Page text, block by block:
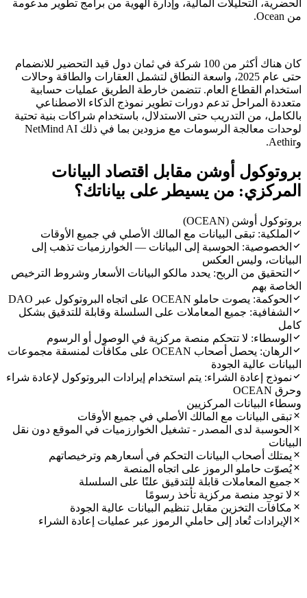
الحضرية، التحليلات المالية، وإدارة الهوية من برامج تطوير مدعومة
من Ocean.
كان هناك أكثر من 100 شركة في ثمان دول قيد التحضير للانضمام
حتى عام 2025، واسعة النطاق لتشمل العقارات والطاقة وحالات
استخدام القطاع العام. تتضمن خارطة الطريق عمليات حسابية
متعددة المراحل تدعم دورات تطوير نموذج الذكاء الاصطناعي
بالكامل، من التدريب حتى الاستدلال، باستخدام شراكات بنية تحتية
لوحدات معالجة الرسومات مع مزودين بما في ذلك NetMind AI
وAethir.
بروتوكول أوشن مقابل اقتصاد البيانات
المركزي: من يسيطر على بياناتك؟
بروتوكول أوشن (OCEAN)
الملكية: تبقى البيانات مع المالك الأصلي في جميع الأوقات
الخصوصية: الحوسبة إلى البيانات — الخوارزميات تذهب إلى
البيانات، وليس العكس
التحقيق من الربح: يحدد مالكو البيانات الأسعار وشروط الترخيص
الخاصة بهم
الحوكمة: يصوت حاملو OCEAN على اتجاه البروتوكول عبر DAO
الشفافية: جميع المعاملات على السلسلة وقابلة للتدقيق بشكل
كامل
الوسطاء: لا تتحكم منصة مركزية في الوصول أو الرسوم
الرهان: يحصل أصحاب OCEAN على مكافآت لمنسقة مجموعات
البيانات عالية الجودة
نموذج إعادة الشراء: يتم استخدام إيرادات البروتوكول لإعادة شراء
وحرق OCEAN
وسطاء البيانات المركزيين
تبقى البيانات مع المالك الأصلي في جميع الأوقات
الحوسبة لدى المصدر - تشغيل الخوارزميات في الموقع دون نقل
البيانات
يمتلك أصحاب البيانات التحكم في أسعارهم وترخيصاتهم
يُصوّت حاملو الرموز على اتجاه المنصة
جميع المعاملات قابلة للتدقيق علنًا على السلسلة
لا توجد منصة مركزية تأخذ رسومًا
مكافآت التخزين مقابل تنظيم البيانات عالية الجودة
الإيرادات تُعاد إلى حاملي الرموز عبر عمليات إعادة الشراء